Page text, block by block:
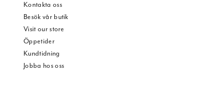
Kontakta oss
Besök vår butik
Visit our store
Öppetider
Kundtidning
Jobba hos oss